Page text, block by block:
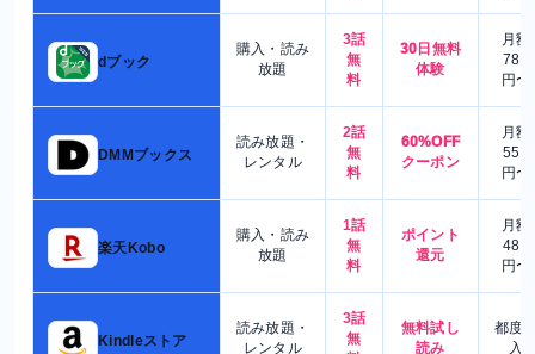
dブック
購入・読み
放題
3話
無
料
30日無料
体験
月額
780
円〜
DMMブックス
読み放題・
レンタル
2話
無
料
60%OFF
クーポン
月額
550
円〜
楽天Kobo
購入・読み
放題
1話
無
料
ポイント
還元
月額
480
円〜
Kindleストア
読み放題・
レンタル
3話
無
無料試し
読み
都度
入